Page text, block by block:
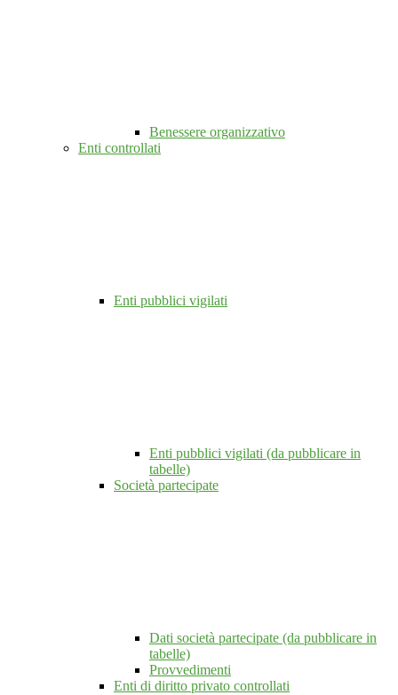
Benessere organizzativo
Enti controllati
Enti pubblici vigilati
Enti pubblici vigilati (da pubblicare in
tabelle)
Società partecipate
Dati società partecipate (da pubblicare in
tabelle)
Provvedimenti
Enti di diritto privato controllati